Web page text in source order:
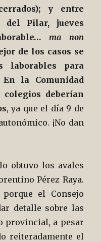
y entre
del Pilar, jueves
ma non
de los casos se
laborables para
En la Comunidad
deberían
, ya que el día 9 de
¡No dan
obtuvo los avales
Pérez Raya.
el Consejo
detalle sobre las
provincial, a pesar
reiteradamente el